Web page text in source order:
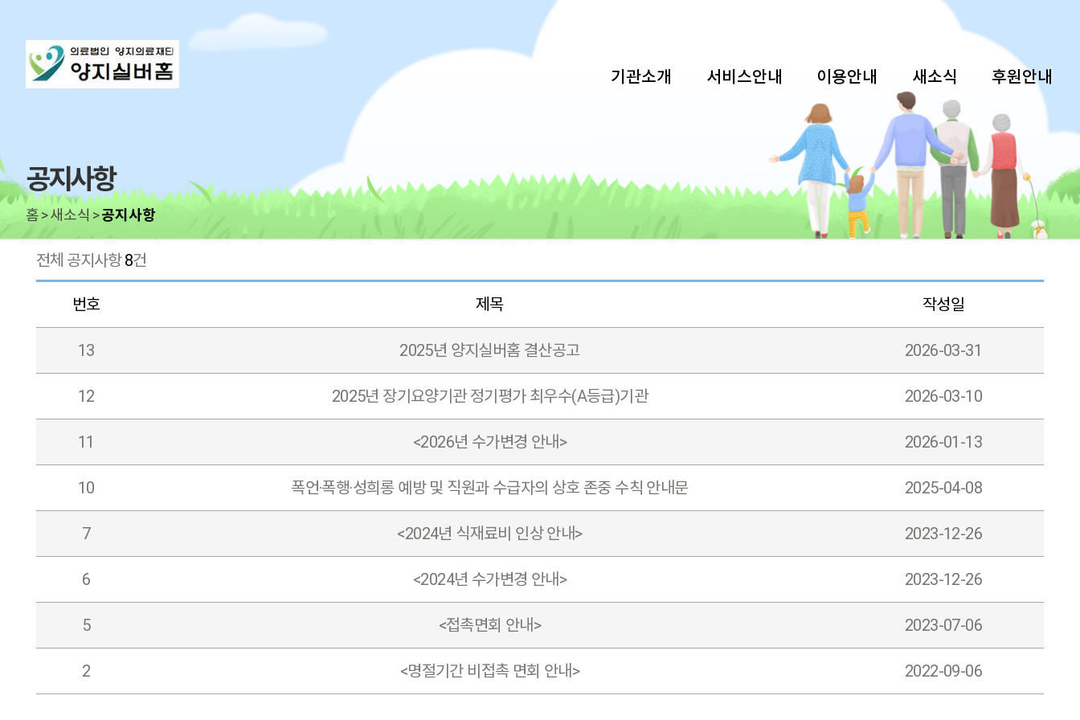
기관소개 서비스안내 이용안내 새소식 후원안내
공지사항
홈 새소식 공지사항
전체 공지사항8건
번호 제목 작성일
13 2025년 양지실버홈 결산공고 2026-03-31
12 2025년 장기요양기관 정기평가 최우수(A등급)기관 2026-03-10
11 <2026년 수가변경 안내> 2026-01-13
10 폭언·폭행·성희롱 예방 및 직원과 수급자의 상호 존중 수칙 안내문 2025-04-08
7 <2024년 식재료비 인상 안내> 2023-12-26
6 <2024년 수가변경 안내> 2023-12-26
5 <접촉면회 안내> 2023-07-06
2 <명절기간 비접촉 면회 안내> 2022-09-06